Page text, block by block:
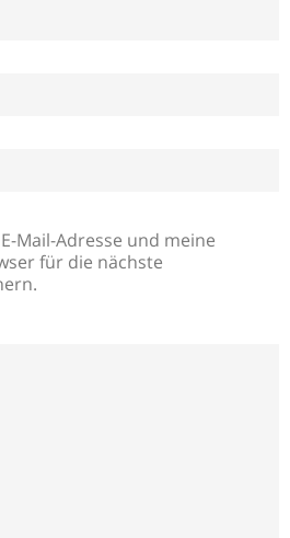
Mail-Adresse und meine
für die nächste